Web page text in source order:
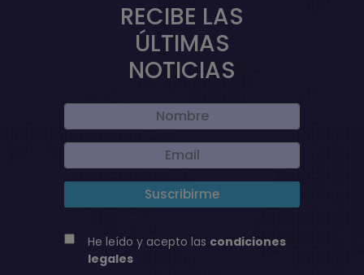
RECIBE LAS
ÚLTIMAS
NOTICIAS
He leído y acepto las condiciones
legales